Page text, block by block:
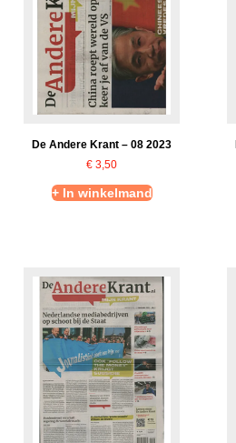
De Andere Krant – 08 2023
€ 3,50
+ In winkelmand